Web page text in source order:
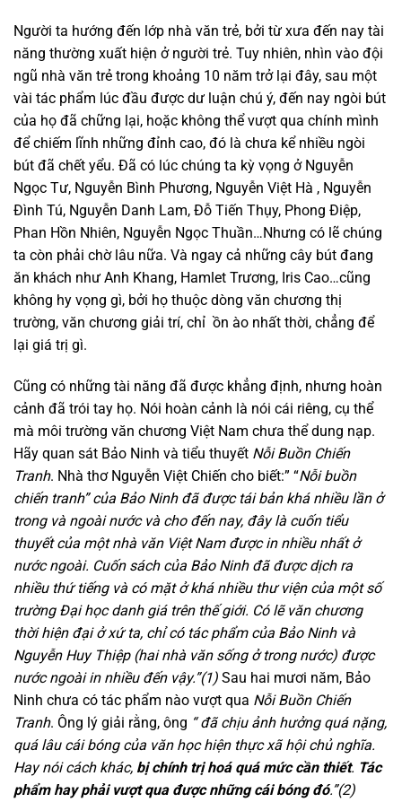
Người ta hướng đến lớp nhà văn trẻ, bởi từ xưa đến nay tài
năng thường xuất hiện ở người trẻ. Tuy nhiên, nhìn vào đội
ngũ nhà văn trẻ trong khoảng 10 năm trở lại đây, sau một
vài tác phẩm lúc đầu được dư luận chú ý, đến nay ngòi bút
của họ đã chững lại, hoặc không thể vượt qua chính mình
để chiếm lĩnh những đỉnh cao, đó là chưa kể nhiều ngòi
bút đã chết yểu. Đã có lúc chúng ta kỳ vọng ở Nguyễn
Ngọc Tư, Nguyễn Bình Phương, Nguyễn Việt Hà , Nguyễn
Đình Tú, Nguyễn Danh Lam, Đỗ Tiến Thụy, Phong Điệp,
Phan Hồn Nhiên, Nguyễn Ngọc Thuần…Nhưng có lẽ chúng
ta còn phải chờ lâu nữa. Và ngay cả những cây bút đang
ăn khách như Anh Khang, Hamlet Trương, Iris Cao…cũng
không hy vọng gì, bởi họ thuộc dòng văn chương thị
trường, văn chương giải trí, chỉ ồn ào nhất thời, chẳng để
lại giá trị gì.
Cũng có những tài năng đã được khẳng định, nhưng hoàn
cảnh đã trói tay họ. Nói hoàn cảnh là nói cái riêng, cụ thể
mà môi trường văn chương Việt Nam chưa thể dung nạp.
Hãy quan sát Bảo Ninh và tiểu thuyết Nỗi Buồn Chiến
Tranh. Nhà thơ Nguyễn Việt Chiến cho biết:” “Nỗi buồn
chiến tranh” của Bảo Ninh đã được tái bản khá nhiều lần ở
trong và ngoài nước và cho đến nay, đây là cuốn tiểu
thuyết của một nhà văn Việt Nam được in nhiều nhất ở
nước ngoài. Cuốn sách của Bảo Ninh đã được dịch ra
nhiều thứ tiếng và có mặt ở khá nhiều thư viện của một số
trường Đại học danh giá trên thế giới. Có lẽ văn chương
thời hiện đại ở xứ ta, chỉ có tác phẩm của Bảo Ninh và
Nguyễn Huy Thiệp (hai nhà văn sống ở trong nước) được
nước ngoài in nhiều đến vậy.”(1) Sau hai mươi năm, Bảo
Ninh chưa có tác phẩm nào vượt qua Nỗi Buồn Chiến
Tranh. Ông lý giải rằng, ông “đã chịu ảnh hưởng quá nặng,
quá lâu cái bóng của văn học hiện thực xã hội chủ nghĩa.
Hay nói cách khác, bị chính trị hoá quá mức cần thiết. Tác
phẩm hay phải vượt qua được những cái bóng đó.”(2)